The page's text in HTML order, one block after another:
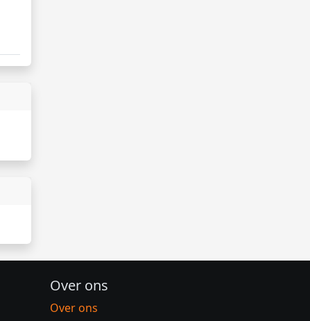
Over ons
Over ons